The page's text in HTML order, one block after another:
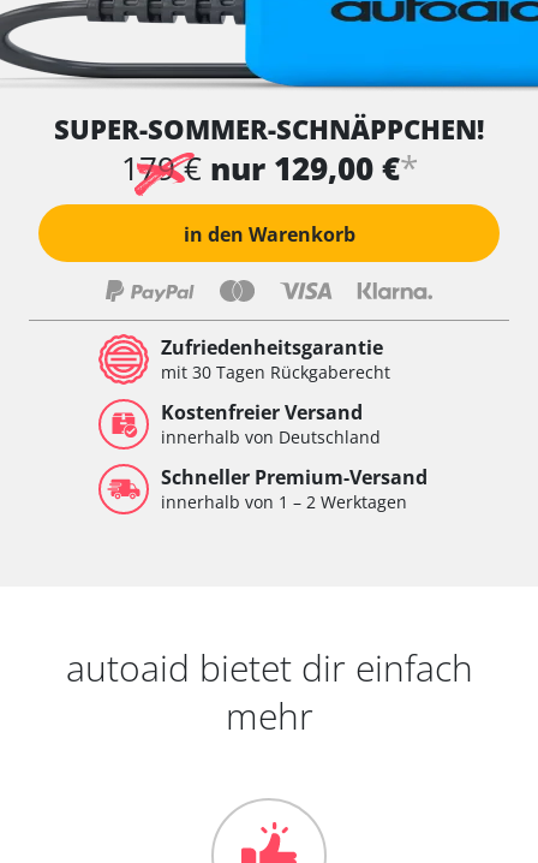
SUPER-SOMMER-SCHNÄPPCHEN!
179 € nur 129,00 €*
in den Warenkorb
Zufriedenheitsgarantie
mit 30 Tagen Rückgaberecht
Kostenfreier Versand
innerhalb von Deutschland
Schneller Premium-Versand
innerhalb von 1 – 2 Werktagen
autoaid bietet dir einfach
mehr